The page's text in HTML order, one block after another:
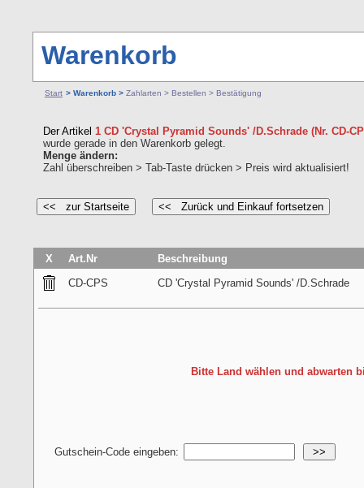
Warenkorb
Start > Warenkorb > Zahlarten > Bestellen > Bestätigung
Der Artikel 1 CD 'Crystal Pyramid Sounds' /D.Schrade (Nr. CD-
wurde gerade in den Warenkorb gelegt.
Menge ändern:
Zahl überschreiben > Tab-Taste drücken > Preis wird aktualisiert!
X Art.Nr
Beschreibung
CD-CPS
CD 'Crystal Pyramid Sounds' /D.Schrade
Bitte Land wählen und abwarten
Gutschein-Code eingeben: >>